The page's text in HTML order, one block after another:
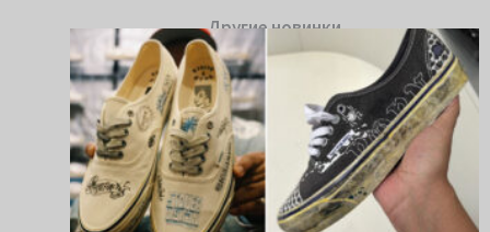
Другие новинки